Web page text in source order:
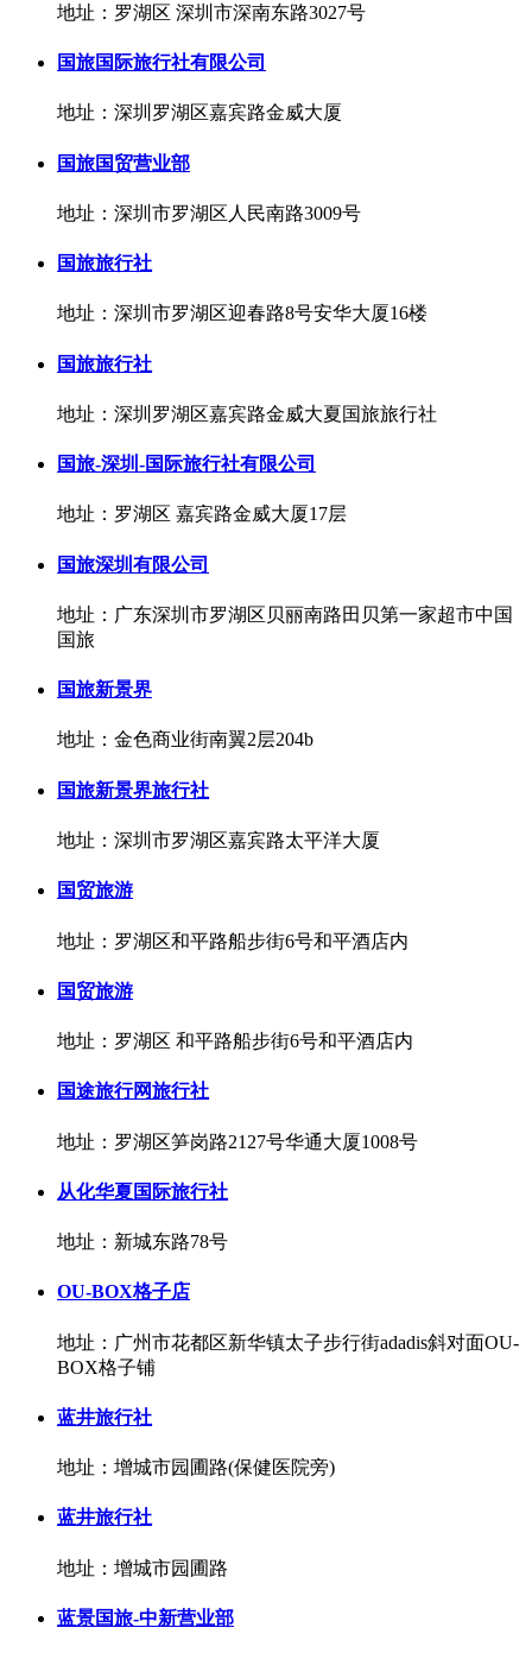
地址：罗湖区 深圳市深南东路3027号
国旅国际旅行社有限公司
地址：深圳罗湖区嘉宾路金威大厦
国旅国贸营业部
地址：深圳市罗湖区人民南路3009号
国旅旅行社
地址：深圳市罗湖区迎春路8号安华大厦16楼
国旅旅行社
地址：深圳罗湖区嘉宾路金威大夏国旅旅行社
国旅-深圳-国际旅行社有限公司
地址：罗湖区 嘉宾路金威大厦17层
国旅深圳有限公司
地址：广东深圳市罗湖区贝丽南路田贝第一家超市中国
国旅
国旅新景界
地址：金色商业街南翼2层204b
国旅新景界旅行社
地址：深圳市罗湖区嘉宾路太平洋大厦
国贸旅游
地址：罗湖区和平路船步街6号和平酒店内
国贸旅游
地址：罗湖区 和平路船步街6号和平酒店内
国途旅行网旅行社
地址：罗湖区笋岗路2127号华通大厦1008号
从化华夏国际旅行社
地址：新城东路78号
OU-BOX格子店
地址：广州市花都区新华镇太子步行街adadis斜对面OU-
BOX格子铺
蓝井旅行社
地址：增城市园圃路(保健医院旁)
蓝井旅行社
地址：增城市园圃路
蓝景国旅-中新营业部